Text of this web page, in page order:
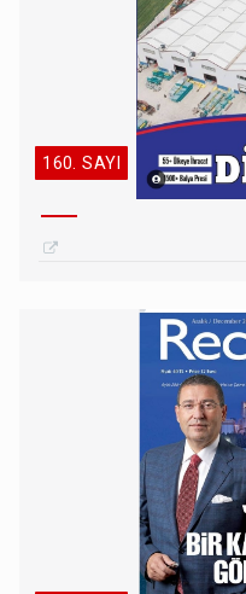
160. SAYI